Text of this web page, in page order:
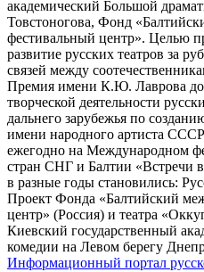
академический Большой
Товстоногова, Фонд
фестивальный центр». Целью
развитие русских театров за
связей между
Премия имени К.Ю. Лаврова
творческой деятельности
дальнего зарубежья по
имени народного артиста
ежегодно на Международном
стран СНГ и Балтии «Встречи
в разные годы становились:
Проект Фонда «Балтийский
центр» (Россия) и театра
Киевский государственный
комедии на Левом берегу
Информационный портал